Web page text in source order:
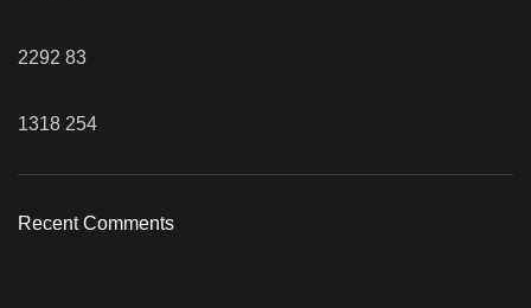
2292 83
1318 254
Recent Comments